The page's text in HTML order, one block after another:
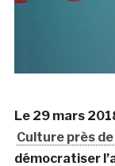
Le 29 mars
Culture près
démocratiser